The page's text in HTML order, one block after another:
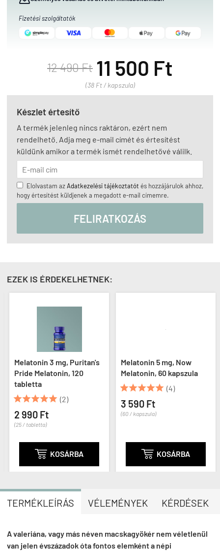
Fizetési szolgáltatók
12 490 Ft 11 500 Ft
(38 Ft / kapszula)
Készlet értesítő
A termék jelenleg nincs raktáron, ezért nem
rendelhető. Adja meg e-mail címét és értesítést
küldünk amikor a termék ismét rendelhetővé válilk.
Elolvastam azAdatkezelési tájékoztatót és hozzájárulok ahhoz,
hogy értesítést küldjenek a megadott e-mail címemre.
FELIRATKOZÁS
EZEK IS ÉRDEKELHETNEK:
Melatonin 3 mg, Puritan's
Pride Melatonin, 120
tabletta
(2)
2 990 Ft
(25 / tabletta)
 KOSÁRBA
Melatonin 5 mg, Now
Melatonin, 60 kapszula
(4)
3 590 Ft
(60 / kapszula)
 KOSÁRBA
TERMÉKLEÍRÁS VÉLEMÉNYEK KÉRDÉSEK
A valeriána, vagy más néven macskagyökér nem véletlenül
van jelen évszázadok óta fontos elemként a népi